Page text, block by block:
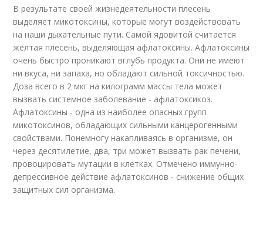
В результате своей жизнедеятельности плесень
выделяет микотоксины, которые могут воздействовать
на наши дыхательные пути. Самой ядовитой считается
желтая плесень, выделяющая афлатоксины. Афлатоксины
очень быстро проникают вглубь продукта. Они не имеют
ни вкуса, ни запаха, но обладают сильной токсичностью.
Доза всего в 2 мкг на килограмм массы тела может
вызвать системное заболевание - афлатоксикоз.
Афлатоксины - одна из наиболее опасных групп
микотоксинов, обладающих сильными канцерогенными
свойствами. Понемногу накапливаясь в организме, он
через десятилетие, два, три может вызвать рак печени,
провоцировать мутации в клетках. Отмечено иммунно-
депрессивное действие афлатоксинов - снижение общих
защитных сил организма.